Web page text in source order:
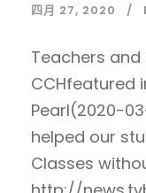
四月 27, 2020
Teachers
CCHfeatured
Pearl(2020-
helped our
Classes